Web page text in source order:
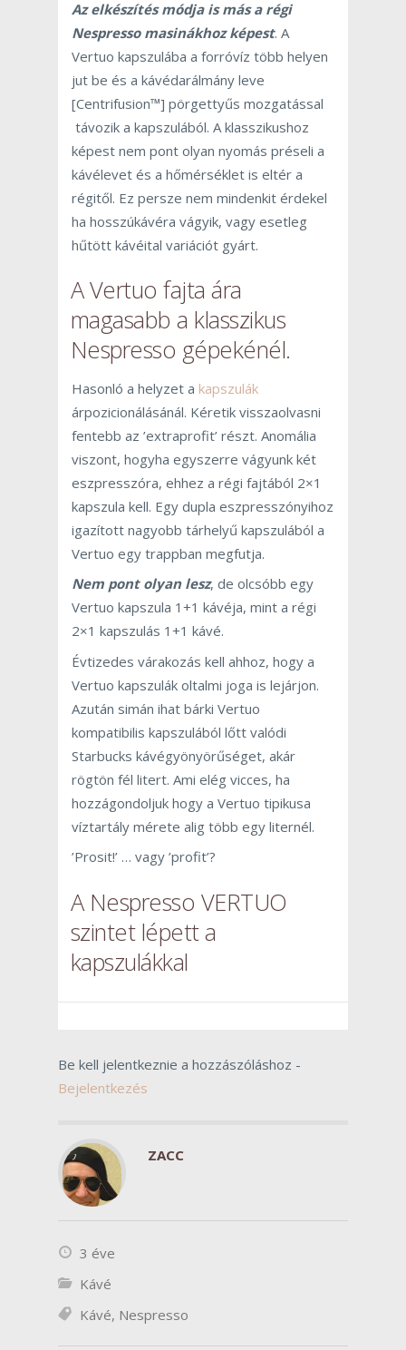
Az elkészítés módja is más a régi
Nespresso masinákhoz képest. A
Vertuo kapszulába a forróvíz több helyen
jut be és a kávédarálmány leve
[Centrifusion™] pörgettyűs mozgatással
távozik a kapszulából. A klasszikushoz
képest nem pont olyan nyomás préseli a
kávélevet és a hőmérséklet is eltér a
régitől. Ez persze nem mindenkit érdekel
ha hosszúkávéra vágyik, vagy esetleg
hűtött kávéital variációt gyárt.
A Vertuo fajta ára
magasabb a klasszikus
Nespresso gépekénél.
Hasonló a helyzet a kapszulák
árpozicionálásánál. Kéretik visszaolvasni
fentebb az ’extraprofit’ részt. Anomália
viszont, hogyha egyszerre vágyunk két
eszpresszóra, ehhez a régi fajtából 2×1
kapszula kell. Egy dupla eszpresszónyihoz
igazított nagyobb tárhelyű kapszulából a
Vertuo egy trappban megfutja.
Nem pont olyan lesz, de olcsóbb egy
Vertuo kapszula 1+1 kávéja, mint a régi
2×1 kapszulás 1+1 kávé.
Évtizedes várakozás kell ahhoz, hogy a
Vertuo kapszulák oltalmi joga is lejárjon.
Azután simán ihat bárki Vertuo
kompatibilis kapszulából lőtt valódi
Starbucks kávégyönyörűséget, akár
rögtön fél litert. Ami elég vicces, ha
hozzágondoljuk hogy a Vertuo tipikusa
víztartály mérete alig több egy liternél.
’Prosit!’ … vagy ’profit’?
A Nespresso VERTUO
szintet lépett a
kapszulákkal
Be kell jelentkeznie a hozzászóláshoz -
Bejelentkezés
ZACC
3 éve
Kávé
Kávé, Nespresso